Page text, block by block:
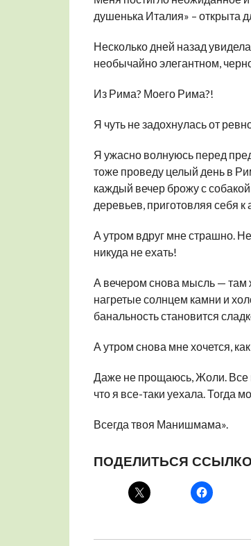
душенька Италия» – открыта
Несколько дней назад
необычайно элегантном,
Из Рима? Моего Рима?!
Я чуть не задохнулась от
Я ужасно волнуюсь перед
тоже проведу целый день в
каждый вечер брожу с
деревьев, приготовляя себя
А утром вдруг мне страшно.
никуда не ехать!
А вечером снова мысль — там
нагретые солнцем камни и
банальность становится
А утром снова мне хочется,
Даже не прощаюсь, Жоли. Все
что я все-таки уехала. Тогда
Всегда твоя Манишмама».
ПОДЕЛИТЬСЯ